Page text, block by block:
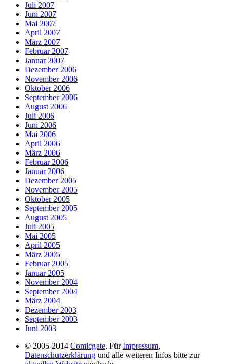
Juli 2007
Juni 2007
Mai 2007
April 2007
März 2007
Februar 2007
Januar 2007
Dezember 2006
November 2006
Oktober 2006
September 2006
August 2006
Juli 2006
Juni 2006
Mai 2006
April 2006
März 2006
Februar 2006
Januar 2006
Dezember 2005
November 2005
Oktober 2005
September 2005
August 2005
Juli 2005
Mai 2005
April 2005
März 2005
Februar 2005
Januar 2005
November 2004
September 2004
März 2004
Dezember 2003
September 2003
Juni 2003
© 2005-2014 Comicgate. FürImpressum,
Datenschutzerklärung und alle weiteren Infos bitte zur